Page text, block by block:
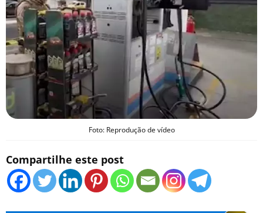
Foto: Reprodução de vídeo
Compartilhe este post